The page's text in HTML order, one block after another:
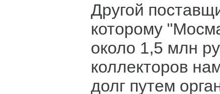
Другой
которому
около 1,5 млн
коллекторов
долг путем